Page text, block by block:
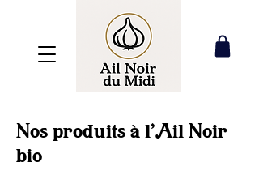
Nos produits à l'Ail Noir
bio